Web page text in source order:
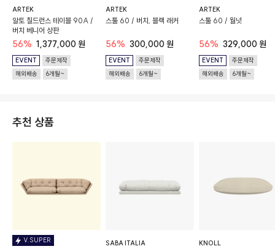
ARTEK
알토 칠드런스 테이블 90A /
버치 베니어 상판
56% 1,377,000 원
EVENT
주문제작
해외배송
6개월~
ARTEK
스툴 60 / 버치, 블랙 래커
56% 300,000 원
EVENT
주문제작
해외배송
6개월~
ARTEK
스툴 60 / 월넛
56% 329,000 원
EVENT
주문제작
해외배송
6개월~
추천 상품
V.SUPER
SABA ITALIA KNOLL